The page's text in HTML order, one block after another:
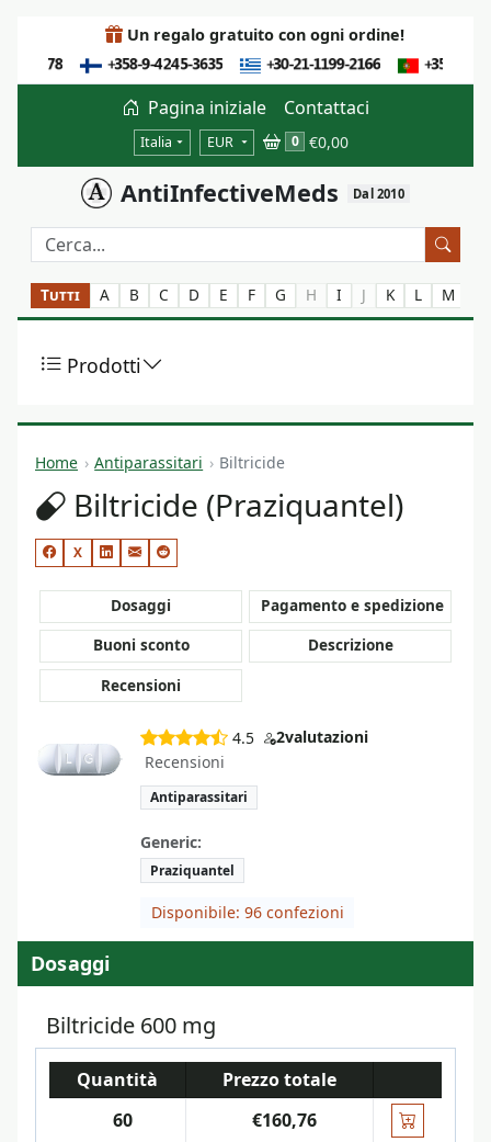
Un regalo gratuito con ogni ordine!
Pagina iniziale Contattaci
Italia EUR 0 €0,00
AntiInfectiveMeds Dal 2010
Tutti A B C D E F G H I J K L M
Prodotti
Home Antiparassitari Biltricide
Biltricide (Praziquantel)
X
Dosaggi
Pagamento e spedizione
Buoni sconto
Descrizione
Recensioni
4.5 2valutazioni
Recensioni
Antiparassitari
Generic:
Praziquantel
Disponibile: 96 confezioni
Dosaggi
Biltricide 600 mg
Quantità
Prezzo totale
60
€160,76